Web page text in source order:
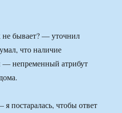
бывает? — уточнил
что наличие
— непременный атрибут
постаралась, чтобы ответ